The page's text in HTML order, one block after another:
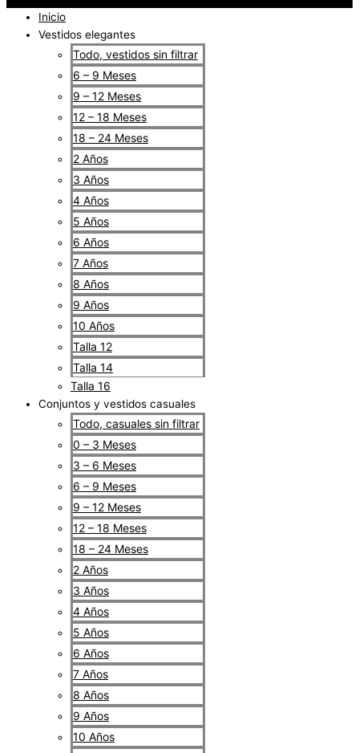
Inicio
Vestidos elegantes
Todo, vestidos sin filtrar
6 – 9 Meses
9 – 12 Meses
12 – 18 Meses
18 – 24 Meses
2 Años
3 Años
4 Años
5 Años
6 Años
7 Años
8 Años
9 Años
10 Años
Talla 12
Talla 14
Talla 16
Conjuntos y vestidos casuales
Todo, casuales sin filtrar
0 – 3 Meses
3 – 6 Meses
6 – 9 Meses
9 – 12 Meses
12 – 18 Meses
18 – 24 Meses
2 Años
3 Años
4 Años
5 Años
6 Años
7 Años
8 Años
9 Años
10 Años